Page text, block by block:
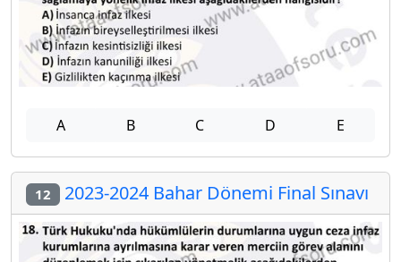
A B C D E
12 2023-2024 Bahar Dönemi Final Sınavı